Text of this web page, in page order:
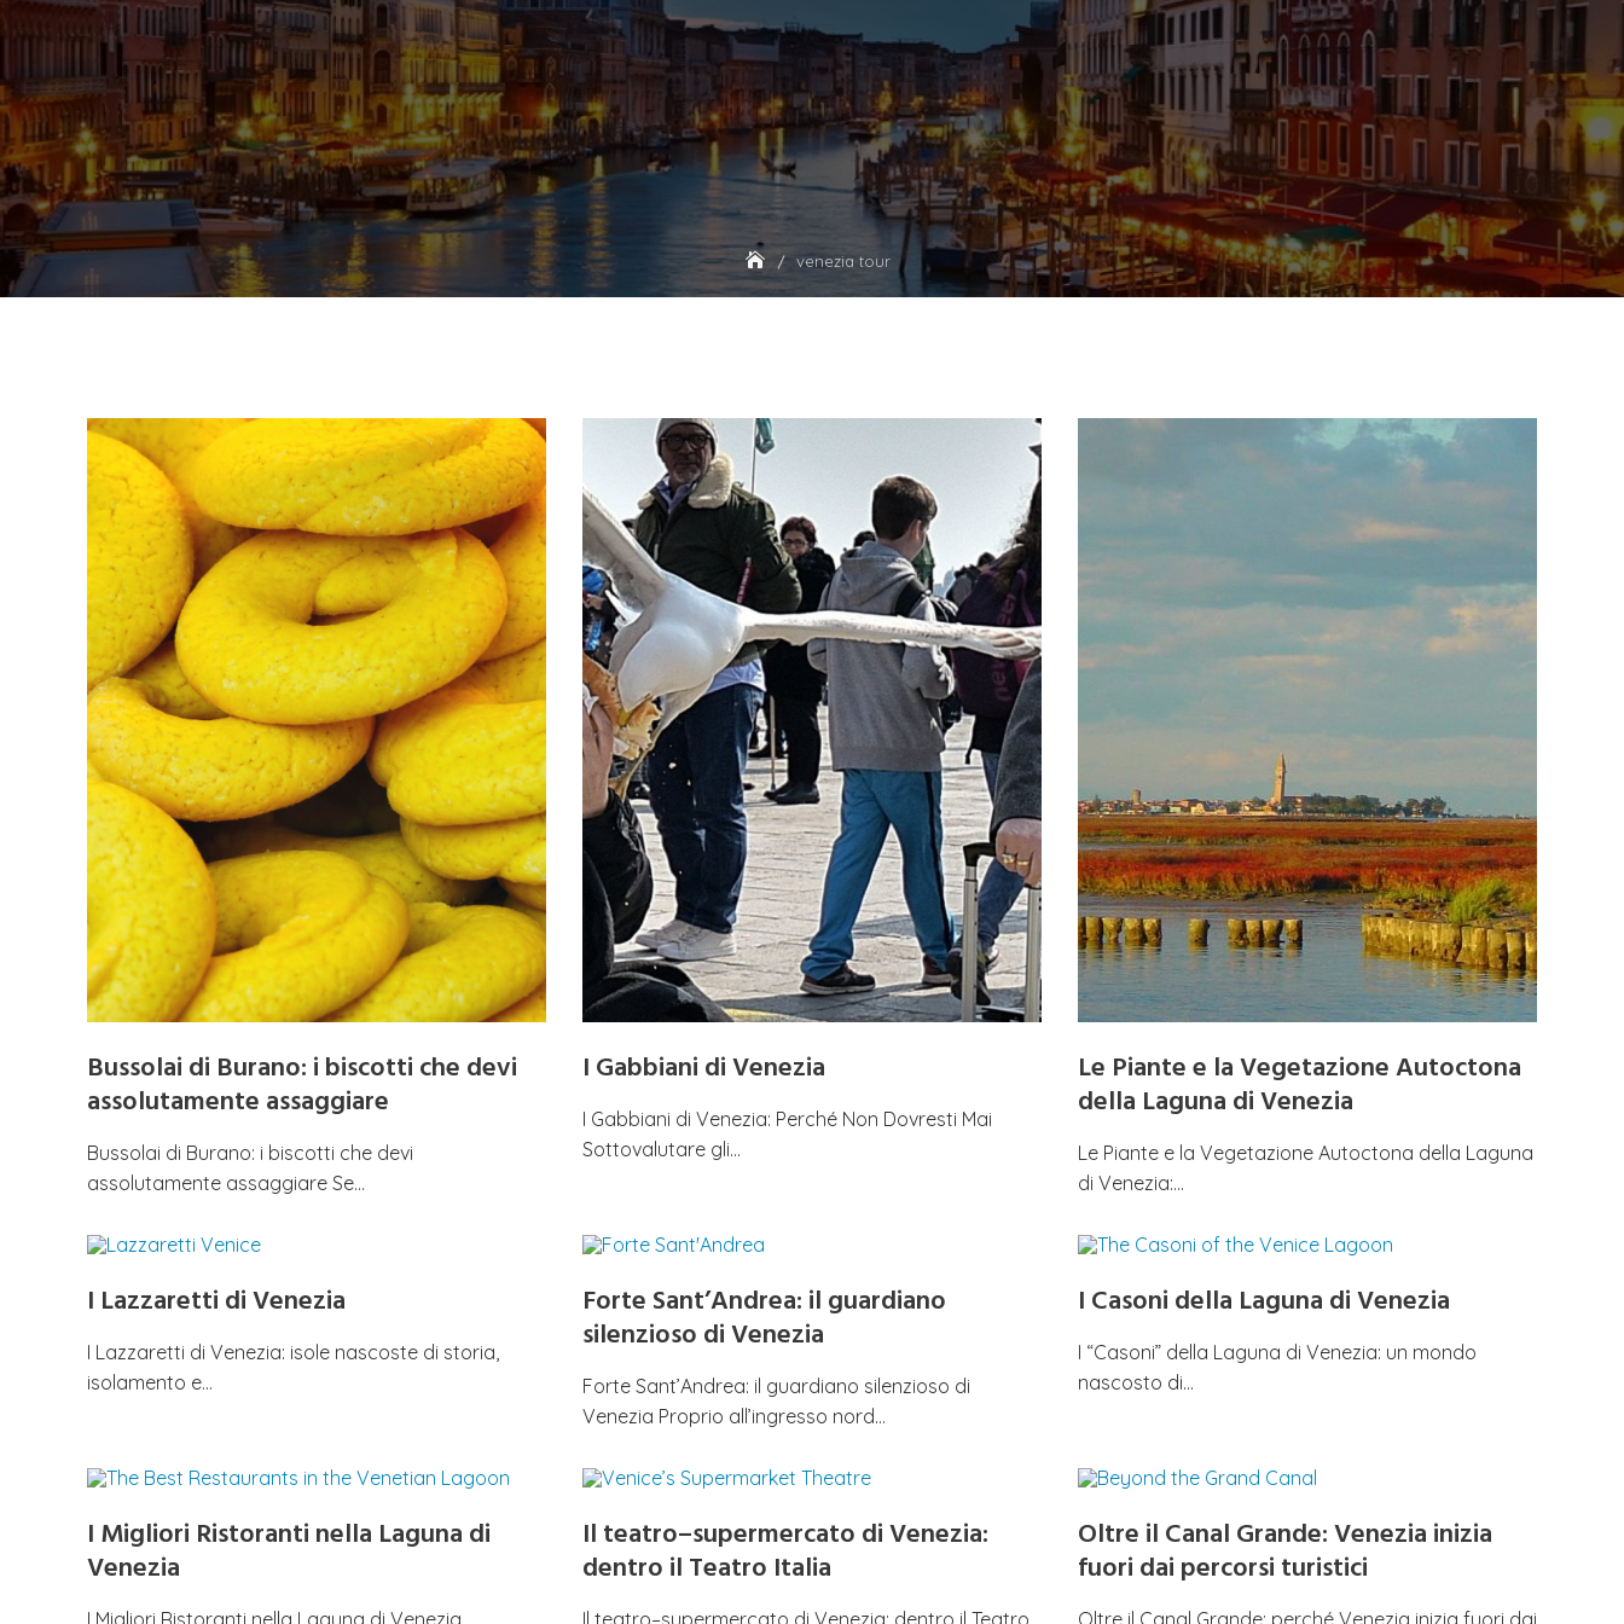
venezia tour
Bussolai di Burano: i biscotti che devi
assolutamente assaggiare
Bussolai di Burano: i biscotti che devi
assolutamente assaggiare Se…
I Gabbiani di Venezia
I Gabbiani di Venezia: Perché Non Dovresti Mai
Sottovalutare gli…
Le Piante e la Vegetazione Autoctona
della Laguna di Venezia
Le Piante e la Vegetazione Autoctona della Laguna
di Venezia:…
I Lazzaretti di Venezia
I Lazzaretti di Venezia: isole nascoste di storia,
isolamento e…
Forte Sant’Andrea: il guardiano
silenzioso di Venezia
Forte Sant’Andrea: il guardiano silenzioso di
Venezia Proprio all’ingresso nord…
I Casoni della Laguna di Venezia
I “Casoni” della Laguna di Venezia: un mondo
nascosto di…
I Migliori Ristoranti nella Laguna di
Venezia
I Migliori Ristoranti nella Laguna di Venezia
Il teatro–supermercato di Venezia:
dentro il Teatro Italia
Il teatro–supermercato di Venezia: dentro il Teatro
Oltre il Canal Grande: Venezia inizia
fuori dai percorsi turistici
Oltre il Canal Grande: perché Venezia inizia fuori dai